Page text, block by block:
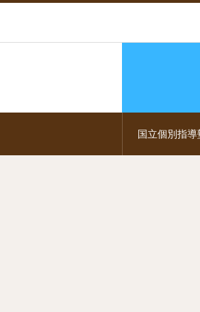
国立個別指導